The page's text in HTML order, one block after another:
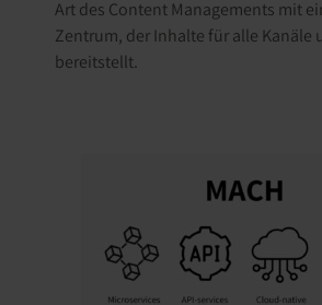
Art des Content Managements mit
Zentrum, der Inhalte für alle Kanäle
bereitstellt.